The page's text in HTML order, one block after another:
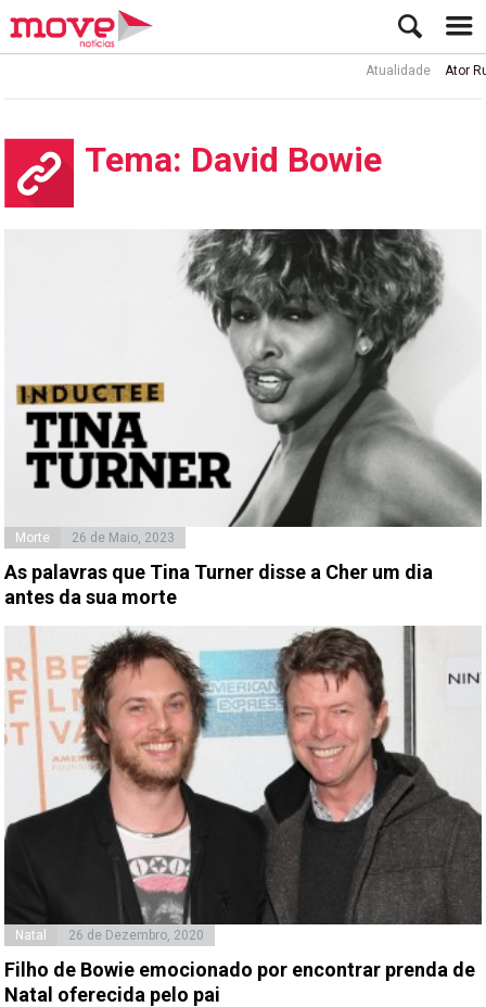
Ator Rui de Sá
Tema: David Bowie
Morte 26 de Maio, 2023
As palavras que Tina Turner disse a Cher um dia
antes da sua morte
Natal 26 de Dezembro, 2020
Filho de Bowie emocionado por encontrar prenda de
Natal oferecida pelo pai